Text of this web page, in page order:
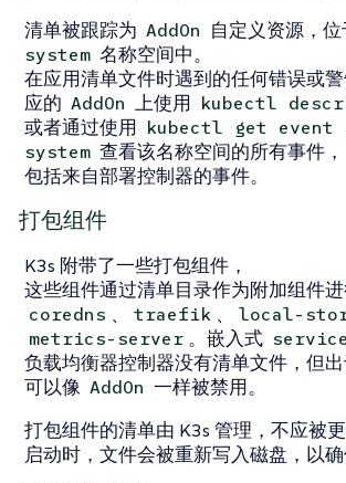
清单被跟踪为 AddOn 自定义资源，
system 名称空间中。
在应用清单文件时遇到的任何错误或
应的 AddOn 上使用 kubectl
或者通过使用 kubectl get event
system 查看该名称空间的所有事件，
包括来自部署控制器的事件。
打包组件
K3s 附带了一些打包组件，
这些组件通过清单目录作为附加组件进
coredns 、 traefik 、 local-
metrics-server 。嵌入式
负载均衡器控制器没有清单文件，但出
可以像 AddOn 一样被禁用。
打包组件的清单由 K3s 管理，不应被
启动时，文件会被重新写入磁盘，以确